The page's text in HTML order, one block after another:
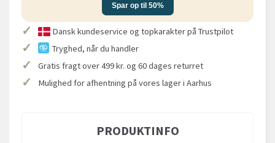
Spar op til 50%
✓ Dansk kundeservice og topkarakter på Trustpilot
✓ Tryghed, når du handler
✓ Gratis fragt over 499 kr. og 60 dages returret
✓ Mulighed for afhentning på vores lager i Aarhus
PRODUKTINFO